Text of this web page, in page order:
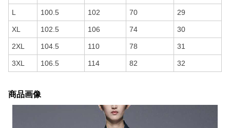
L 100.5 102 70 29
XL 102.5 106 74 30
2XL 104.5 110 78 31
3XL 106.5 114 82 32
商品画像